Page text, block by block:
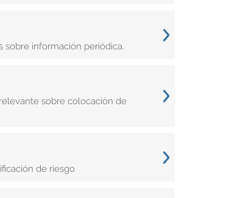
sobre información periódica.
sobre colocación de
de riesgo